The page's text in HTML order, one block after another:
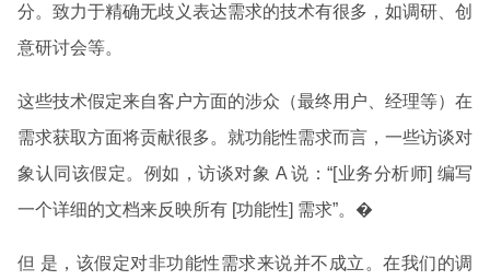
分。致力于精确无歧义表达需求的技术有很多，如调研、创
意研讨会等。
这些技术假定来自客户方面的涉众（最终用户、经理等）在
需求获取方面将贡献很多。就功能性需求而言，一些访谈对
象认同该假定。例如，访谈对象 A 说：“[业务分析师] 编写
一个详细的文档来反映所有 [功能性] 需求”。�
但 是，该假定对非功能性需求来说并不成立。在我们的调